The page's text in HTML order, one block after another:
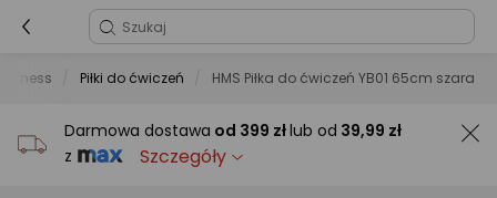
fitness Piłki do ćwiczeń HMS Piłka do ćwiczeń YB01 65cm szara
Darmowa dostawa od 399 złlub od 39,99 zł
z
Szczegóły